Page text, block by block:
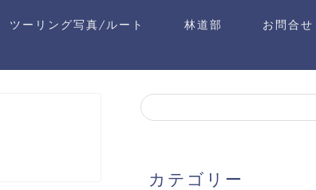
ツーリング写真/ルート 林道部 お問合せ
カテゴリー